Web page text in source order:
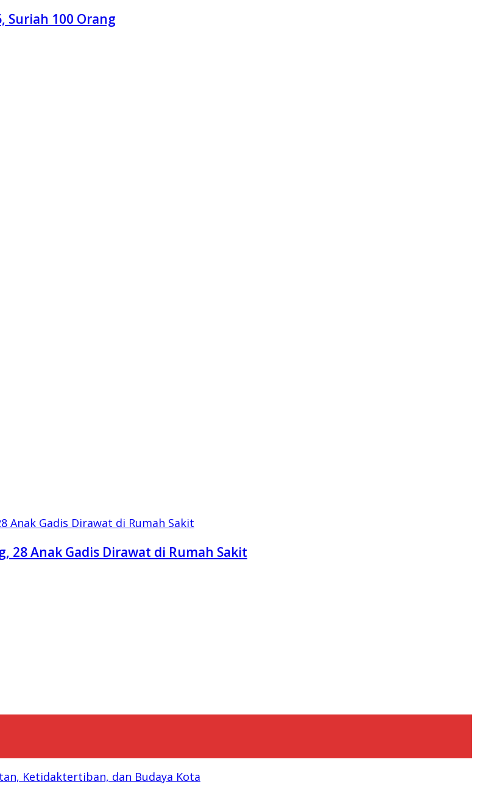
Suriah 100 Orang
28 Anak Gadis Dirawat di Rumah Sakit